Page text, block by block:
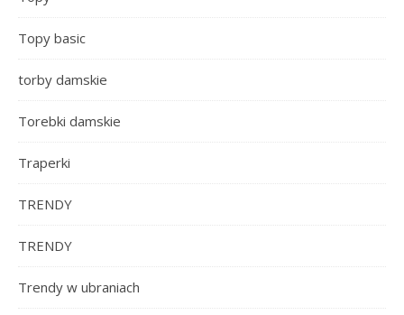
Topy basic
torby damskie
Torebki damskie
Traperki
TRENDY
TRENDY
Trendy w ubraniach